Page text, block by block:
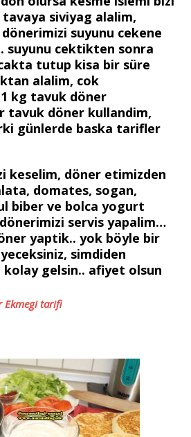
siviyag alalim,
suyunu cekene
suyunu cektikten sonra
tutup kisa bir süre
alalim, cok
kg tavuk döner
tavuk döner kullandim,
günlerde baska tarifler
keselim, döner etimizden
domates, sogan,
biber ve bolca yogurt
servis yapalim…
yaptik.. yok böyle bir
simdiden
gelsin.. afiyet olsun
Ekmegi tarifi